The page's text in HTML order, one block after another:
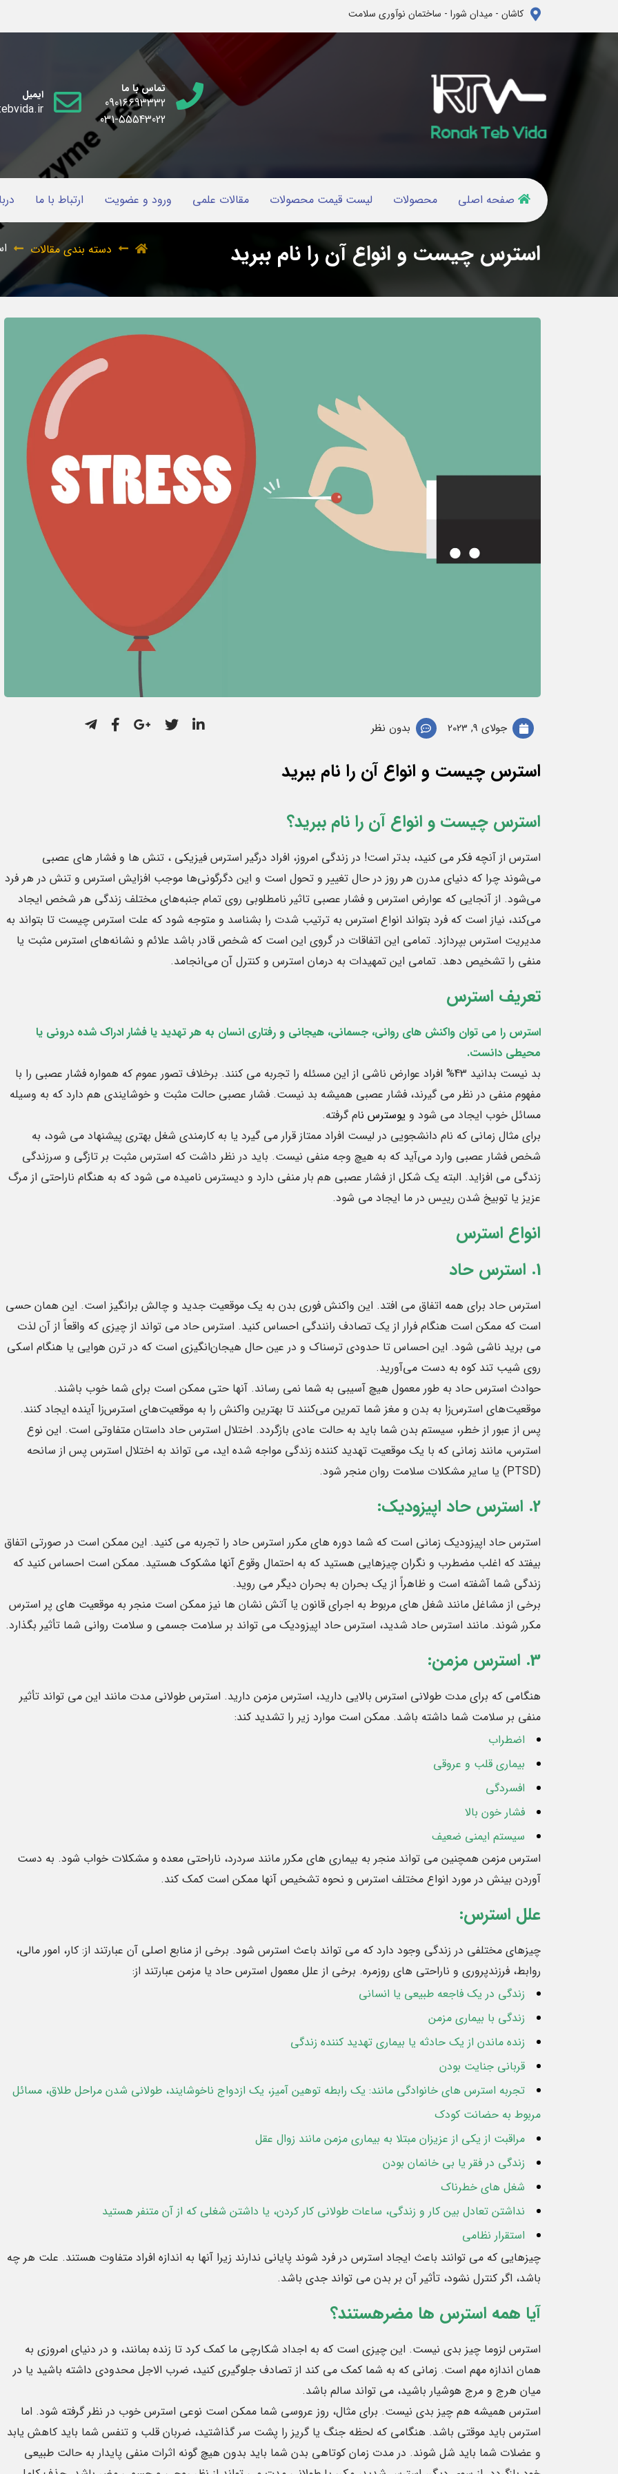
کاشان - میدان شورا - ساختمان نوآوری سلامت
تماس با ما
09016693332
031-55543022
ایمیل
صفحه اصلی محصولات لیست قیمت محصولات مقالات علمی ورود و عضویت ارتباط با ما
استرس چیست و انواع آن را نام ببرید دسته بندی مقالات
جولای 9, 2023 بدون نظر
استرس چیست و انواع آن را نام ببرید
استرس چیست و انواع آن را نام ببرید؟
استرس از آنچه فکر می کنید، بدتر است! در زندگی امروز، افراد درگیر استرس فیزیکی ، تنش ها و فشار های عصبی
می‌شوند چرا که دنیای مدرن هر روز در حال تغییر و تحول است و این دگرگونی‌ها موجب افزایش استرس و تنش در هر فرد
می‌شود. از آنجایی که عوارض استرس و فشار عصبی تاثیر نامطلوبی روی تمام جنبه‌های مختلف زندگی هر شخص ایجاد
می‌کند، نیاز است که فرد بتواند انواع استرس به ترتیب شدت را بشناسد و متوجه شود که علت استرس چیست تا بتواند به
مدیریت استرس بپردازد. تمامی این اتفاقات در گروی این است که شخص قادر باشد علائم و نشانه‌های استرس مثبت یا
منفی را تشخیص دهد. تمامی این تمهیدات به درمان استرس و کنترل آن می‌انجامد.
تعریف استرس
استرس را می توان واکنش های روانی، جسمانی، هیجانی و رفتاری انسان به هر تهدید یا فشار ادراک شده درونی یا
محیطی دانست.
بد نیست بدانید 43% افراد عوارض ناشی از این مسئله را تجربه می کنند. برخلاف تصور عموم که همواره فشار عصبی را با
مفهوم منفی در نظر می گیرند، فشار عصبی همیشه بد نیست. فشار عصبی حالت مثبت و خوشایندی هم دارد که به وسیله
مسائل خوب ایجاد می شود و یوسترس نام گرفته.
برای مثال زمانی که نام دانشجویی در لیست افراد ممتاز قرار می گیرد یا به کارمندی شغل بهتری پیشنهاد می شود، به
شخص فشار عصبی وارد می‌آید که به هیچ وجه منفی نیست. باید در نظر داشت که استرس مثبت بر تازگی و سرزندگی
زندگی می افزاید. البته یک شکل از فشار عصبی هم بار منفی دارد و دیسترس نامیده می شود که به هنگام ناراحتی از مرگ
عزیز یا توبیخ شدن رییس در ما ایجاد می شود.
انواع استرس
1. استرس حاد
استرس حاد برای همه اتفاق می افتد. این واکنش فوری بدن به یک موقعیت جدید و چالش برانگیز است. این همان حسی
است که ممکن است هنگام فرار از یک تصادف رانندگی احساس کنید. استرس حاد می تواند از چیزی که واقعاً از آن لذت
می برید ناشی شود. این احساس تا حدودی ترسناک و در عین حال هیجان‌انگیزی است که در ترن هوایی یا هنگام اسکی
روی شیب تند کوه به دست می‌آورید.
حوادث استرس حاد به طور معمول هیچ آسیبی به شما نمی رساند. آنها حتی ممکن است برای شما خوب باشند.
موقعیت‌های استرس‌زا به بدن و مغز شما تمرین می‌کنند تا بهترین واکنش را به موقعیت‌های استرس‌زا آینده ایجاد کنند.
پس از عبور از خطر، سیستم بدن شما باید به حالت عادی بازگردد. اختلال استرس حاد داستان متفاوتی است. این نوع
استرس، مانند زمانی که با یک موقعیت تهدید کننده زندگی مواجه شده اید، می تواند به اختلال استرس پس از سانحه
(PTSD) یا سایر مشکلات سلامت روان منجر شود.
2. استرس حاد اپیزودیک:
استرس حاد اپیزودیک زمانی است که شما دوره های مکرر استرس حاد را تجربه می کنید. این ممکن است در صورتی اتفاق
بیفتد که اغلب مضطرب و نگران چیزهایی هستید که به احتمال وقوع آنها مشکوک هستید. ممکن است احساس کنید که
زندگی شما آشفته است و ظاهراً از یک بحران به بحران دیگر می روید.
برخی از مشاغل مانند شغل های مربوط به اجرای قانون یا آتش نشان ها نیز ممکن است منجر به موقعیت های پر استرس
مکرر شوند. مانند استرس حاد شدید، استرس حاد اپیزودیک می تواند بر سلامت جسمی و سلامت روانی شما تأثیر بگذارد.
3. استرس مزمن:
هنگامی که برای مدت طولانی استرس بالایی دارید، استرس مزمن دارید. استرس طولانی مدت مانند این می تواند تأثیر
منفی بر سلامت شما داشته باشد. ممکن است موارد زیر را تشدید کند:
اضطراب
بیماری قلب و عروقی
افسردگی
فشار خون بالا
سیستم ایمنی ضعیف
استرس مزمن همچنین می تواند منجر به بیماری های مکرر مانند سردرد، ناراحتی معده و مشکلات خواب شود. به دست
آوردن بینش در مورد انواع مختلف استرس و نحوه تشخیص آنها ممکن است کمک کند.
علل استرس:
چیزهای مختلفی در زندگی وجود دارد که می تواند باعث استرس شود. برخی از منابع اصلی آن عبارتند از: کار، امور مالی،
روابط، فرزندپروری و ناراحتی های روزمره. برخی از علل معمول استرس حاد یا مزمن عبارتند از:
زندگی در یک فاجعه طبیعی یا انسانی
زندگی با بیماری مزمن
زنده ماندن از یک حادثه یا بیماری تهدید کننده زندگی
قربانی جنایت بودن
تجربه استرس های خانوادگی مانند: یک رابطه توهین آمیز، یک ازدواج ناخوشایند، طولانی شدن مراحل طلاق، مسائل
مربوط به حضانت کودک
مراقبت از یکی از عزیزان مبتلا به بیماری مزمن مانند زوال عقل
زندگی در فقر یا بی خانمان بودن
شغل های خطرناک
نداشتن تعادل بین کار و زندگی، ساعات طولانی کار کردن، یا داشتن شغلی که از آن متنفر هستید
استقرار نظامی
چیزهایی که می توانند باعث ایجاد استرس در فرد شوند پایانی ندارند زیرا آنها به اندازه افراد متفاوت هستند. علت هر چه
باشد، اگر کنترل نشود، تأثیر آن بر بدن می تواند جدی باشد.
آیا همه استرس ها مضرهستند؟
استرس لزوما چیز بدی نیست. این چیزی است که به اجداد شکارچی ما کمک کرد تا زنده بمانند، و در دنیای امروزی به
همان اندازه مهم است. زمانی که به شما کمک می کند از تصادف جلوگیری کنید، ضرب الاجل محدودی داشته باشید یا در
میان هرج و مرج هوشیار باشید، می تواند سالم باشد.
استرس همیشه هم چیز بدی نیست. برای مثال، روز عروسی شما ممکن است نوعی استرس خوب در نظر گرفته شود. اما
استرس باید موقتی باشد. هنگامی که لحظه جنگ یا گریز را پشت سر گذاشتید، ضربان قلب و تنفس شما باید کاهش یابد
و عضلات شما باید شل شوند. در مدت زمان کوتاهی بدن شما باید بدون هیچ گونه اثرات منفی پایدار به حالت طبیعی
اطلاعاتی در رابطه با آزمایش
آلبومین
علت‌های تجویز آزمایش آلبومین توسط پزشکان
آزمایش آلبومین در حقیقت به بررسی میزان
این پروتئین در خون افراد خواهد پرداخت، در
ادامه مطلب
باید انجام شود
متوسط حجم خون پلاکتی یک آزمایش خون
است که میانگین پلاکت‌ها را در خون
ادامه مطلب